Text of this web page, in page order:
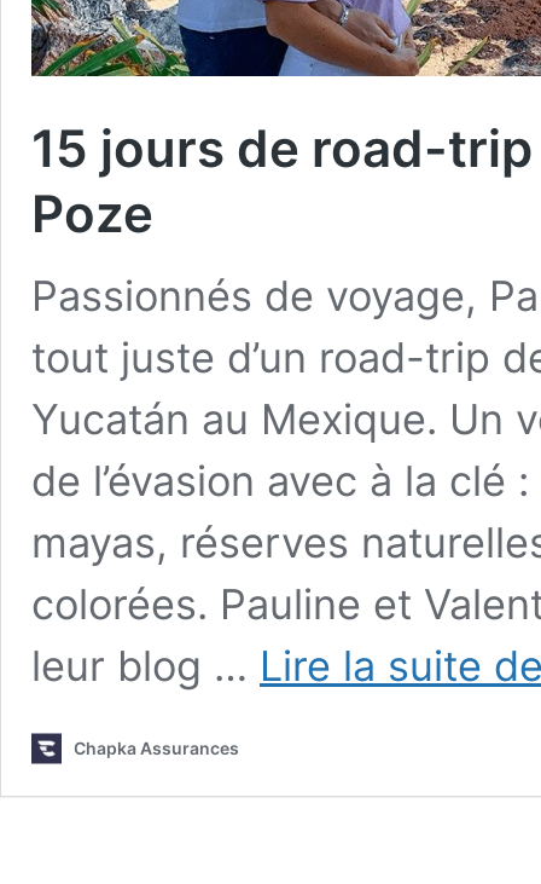
15 jours de road-
Poze
Passionnés de voyage,
tout juste d’un road-trip
Yucatán au Mexique. Un
de l’évasion avec à la
mayas, réserves
colorées. Pauline et
leur blog … Lire la suite
Chapka Assurances